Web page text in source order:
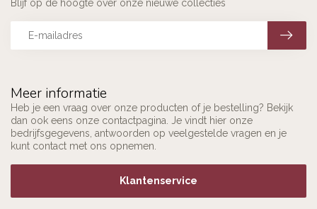
Meer informatie
Heb je een vraag over onze producten of je bestelling? Bekijk
dan ook eens onze contactpagina. Je vindt hier onze
bedrijfsgegevens, antwoorden op veelgestelde vragen en je
kunt contact met ons opnemen.
Klantenservice
Blijf op de hoogte over onze nieuwe collecties